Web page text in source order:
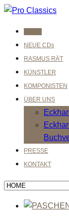
NEUE CDs
RASMUS RÄT
KÜNSTLER
KOMPONISTEN
ÜBER UNS
PRESSE
KONTAKT